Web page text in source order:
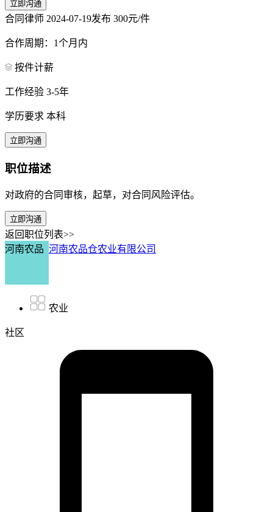
立即沟通
合同律师 2024-07-19发布 300元/件
合作周期：1个月内
按件计薪
工作经验 3-5年
学历要求 本科
立即沟通
职位描述
对政府的合同审核，起草，对合同风险评估。
立即沟通
返回职位列表>>
河南农品 河南农品仓农业有限公司
农业
社区